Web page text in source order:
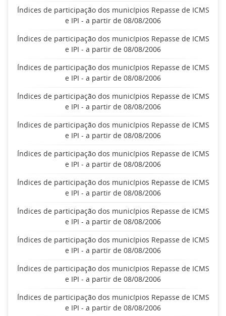
Índices de participação dos municípios Repasse de ICMS
e IPI - a partir de 08/08/2006
Índices de participação dos municípios Repasse de ICMS
e IPI - a partir de 08/08/2006
Índices de participação dos municípios Repasse de ICMS
e IPI - a partir de 08/08/2006
Índices de participação dos municípios Repasse de ICMS
e IPI - a partir de 08/08/2006
Índices de participação dos municípios Repasse de ICMS
e IPI - a partir de 08/08/2006
Índices de participação dos municípios Repasse de ICMS
e IPI - a partir de 08/08/2006
Índices de participação dos municípios Repasse de ICMS
e IPI - a partir de 08/08/2006
Índices de participação dos municípios Repasse de ICMS
e IPI - a partir de 08/08/2006
Índices de participação dos municípios Repasse de ICMS
e IPI - a partir de 08/08/2006
Índices de participação dos municípios Repasse de ICMS
e IPI - a partir de 08/08/2006
Índices de participação dos municípios Repasse de ICMS
e IPI - a partir de 08/08/2006